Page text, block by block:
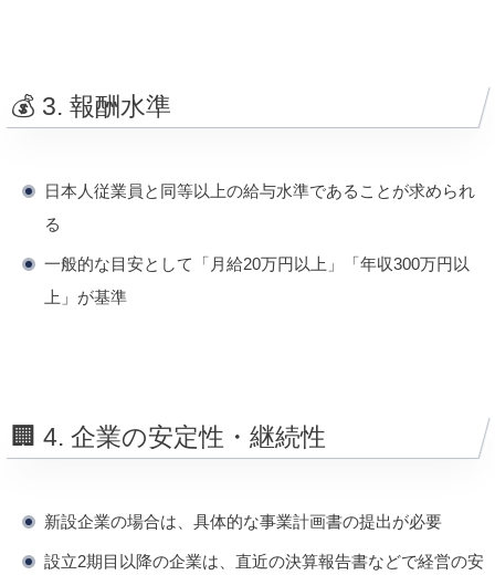
💰 3. 報酬水準
日本人従業員と同等以上の給与水準であることが求められ
る
一般的な目安として「月給20万円以上」「年収300万円以
上」が基準
🏢 4. 企業の安定性・継続性
新設企業の場合は、具体的な事業計画書の提出が必要
設立2期目以降の企業は、直近の決算報告書などで経営の安